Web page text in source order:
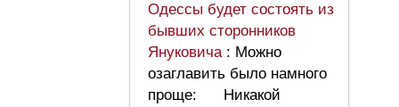
Одессы будет состоять из
бывших сторонников
Януковича : Можно
озаглавить было намного
проще: Никакой